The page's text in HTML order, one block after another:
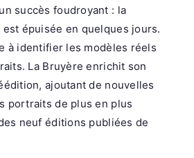
succès foudroyant : la
épuisée en quelques jours.
à identifier les modèles réels
La Bruyère enrichit son
ajoutant de nouvelles
portraits de plus en plus
neuf éditions publiées de